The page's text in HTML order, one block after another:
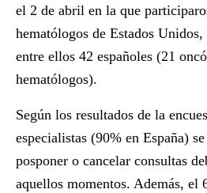
el 2 de abril en la que
hematólogos de Estados
entre ellos 42 españoles (21
hematólogos).
Según los resultados de la
especialistas (90% en España)
posponer o cancelar consultas
aquellos momentos. Además, el